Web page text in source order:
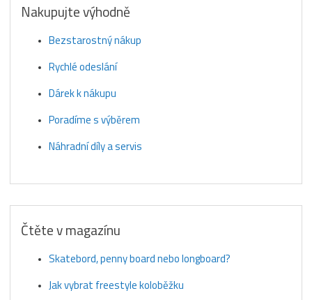
Nakupujte výhodně
Bezstarostný nákup
Rychlé odeslání
Dárek k nákupu
Poradíme s výběrem
Náhradní díly a servis
Čtěte v magazínu
Skatebord, penny board nebo longboard?
Jak vybrat freestyle koloběžku